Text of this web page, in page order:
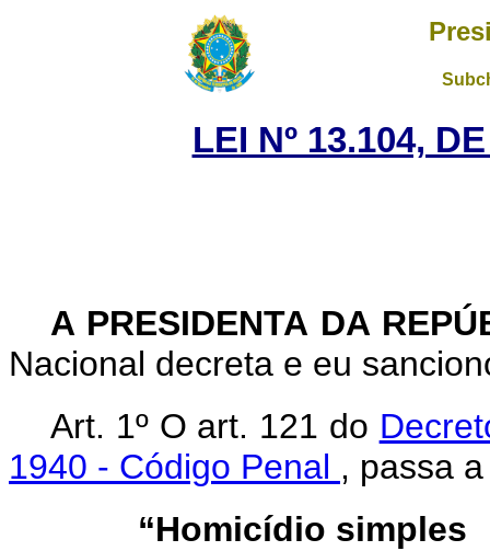
LEI Nº 13.104,
A PRESIDENTA DA
Nacional decreta e eu
Art. 1º O art. 121 do
1940 - Código Penal , passa
“Homicídio simples